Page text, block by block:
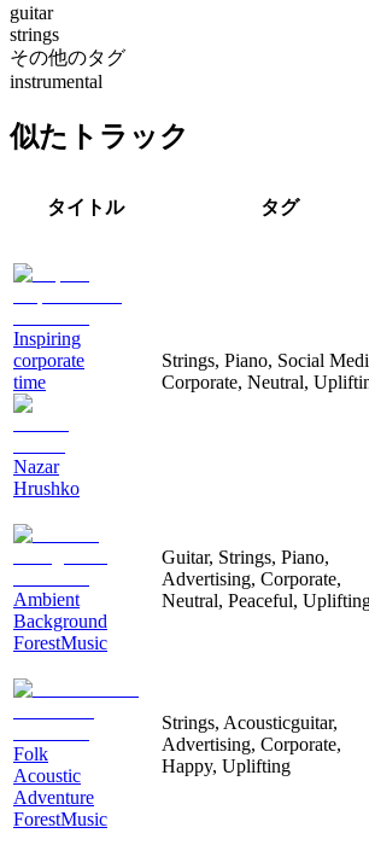
guitar
strings
その他のタグ
instrumental
似たトラック
タイトル タグ
Inspiring
corporate
time
Nazar
Hrushko
Strings, Piano, Social
Corporate, Neutral,
Ambient
Background
ForestMusic
Guitar, Strings, Piano,
Advertising, Corporate,
Neutral, Peaceful,
Folk
Acoustic
Adventure
ForestMusic
Strings, Acousticguitar,
Advertising, Corporate,
Happy, Uplifting